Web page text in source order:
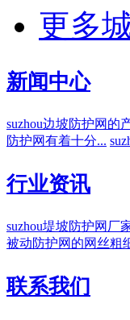
更多
新闻中心
suzhou边坡防护网的
防护网有着十分...
行业资讯
suzhou堤坡防护网厂
被动防护网的网丝粗
联系我们